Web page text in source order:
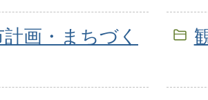
画・まちづく